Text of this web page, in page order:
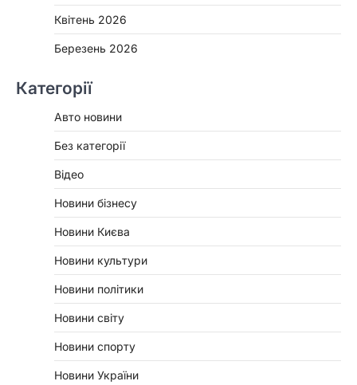
Квітень 2026
Березень 2026
Категорії
Авто новини
Без категорії
Відео
Новини бізнесу
Новини Києва
Новини культури
Новини політики
Новини світу
Новини спорту
Новини України